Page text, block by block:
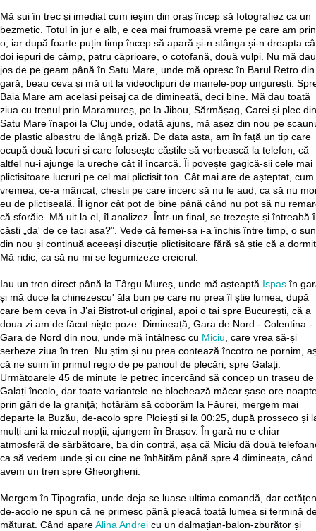
Mă sui în trec și imediat cum ieșim din oraș încep să fotografiez ca un
bezmetic. Totul în jur e alb, e cea mai frumoasă vreme pe care am
o, iar după foarte puțin timp încep să apară și-n stânga și-n dreapta
doi iepuri de câmp, patru căprioare, o coțofană, două vulpi. Nu mă dau
jos de pe geam până în Satu Mare, unde mă opresc în Barul Retro din
gară, beau ceva și mă uit la videoclipuri de manele-pop ungurești.
Baia Mare am același peisaj ca de dimineață, deci bine. Mă dau toată
ziua cu trenul prin Maramureș, pe la Jibou, Sărmășag, Carei și plec din
Satu Mare înapoi la Cluj unde, odată ajuns, mă așez din nou pe
de plastic albastru de lângă priză. De data asta, am în față un tip care
ocupă două locuri și care folosește căștile să vorbească la telefon, că
altfel nu-i ajunge la ureche cât îl încarcă. Îi povește gagică-sii cele mai
plictisitoare lucruri pe cel mai plictisit ton. Cât mai are de așteptat, cum
vremea, ce-a mâncat, chestii pe care încerc să nu le aud, ca să nu
eu de plictiseală. Îl ignor cât pot de bine până când nu pot să nu
că sforăie. Mă uit la el, îl analizez. Într-un final, se trezește și întreabă
căști „da' de ce taci așa?”. Vede că femei-sa i-a închis între timp, o
din nou și continuă aceeași discuție plictisitoare fără să știe că a
Mă ridic, ca să nu mi se legumizeze creierul.
Iau un tren direct până la Târgu Mureș, unde mă așteaptă Ispas în
și mă duce la chinezescu' ăla bun pe care nu prea îl știe lumea, după
care bem ceva în J’ai Bistrot-ul original, apoi o tai spre București, că a
doua zi am de făcut niște poze. Dimineață, Gara de Nord - Colentina -
Gara de Nord din nou, unde mă întâlnesc cu Miciu, care vrea să-și
serbeze ziua în tren. Nu știm și nu prea contează încotro ne pornim,
că ne suim în primul regio de pe panoul de plecări, spre Galați.
Următoarele 45 de minute le petrec încercând să concep un traseu de
Galați încolo, dar toate variantele ne blochează măcar șase ore
prin gări de la graniță; hotărâm să coborâm la Făurei, mergem mai
departe la Buzău, de-acolo spre Ploiești și la 00:25, după prosseco și
mulți ani la miezul nopții, ajungem în Brașov. În gară nu e chiar
atmosferă de sărbătoare, ba din contră, așa că Miciu dă două
ca să vedem unde și cu cine ne înhăităm până spre 4 dimineața, când
avem un tren spre Gheorgheni.
Mergem în Tipografia, unde deja se luase ultima comandă, dar
de-acolo ne spun că ne primesc până pleacă toată lumea și termină
măturat. Când apare Alina Andrei cu un dalmațian-balon-zburător și